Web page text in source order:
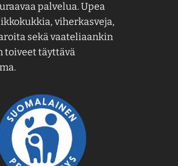
palvelua. Upea
viherkasveja,
sekä vaateliaankin
täyttävä